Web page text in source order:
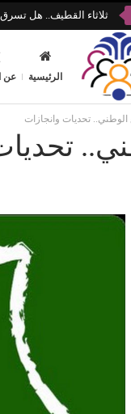
ثلاثاء القطيف.. هل تسرق
الرئيسية عن
الوطني.. تحديات وانجازات